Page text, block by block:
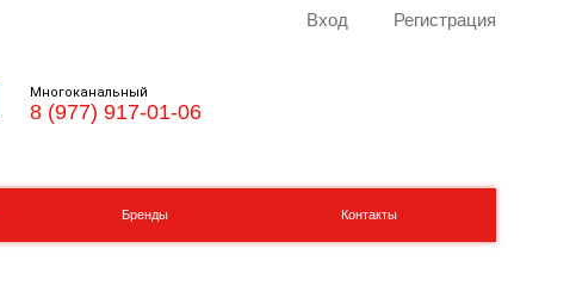
Вход Регистрация
Многоканальный
8 (977) 917-01-06
Бренды Контакты